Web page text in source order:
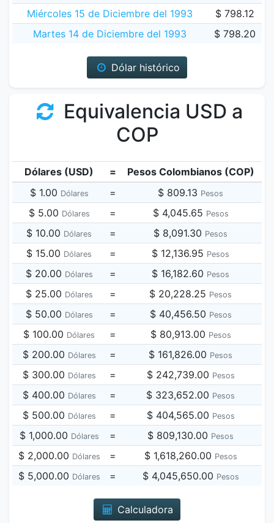
Miércoles 15 de Diciembre del 1993
$ 798.12
Martes 14 de Diciembre del 1993
$ 798.20
Dólar histórico
Equivalencia USD a
COP
Dólares (USD) =
Pesos Colombianos (COP)
$ 1.00 Dólares = $ 809.13 Pesos
$ 5.00 Dólares = $ 4,045.65 Pesos
$ 10.00 Dólares = $ 8,091.30 Pesos
$ 15.00 Dólares = $ 12,136.95 Pesos
$ 20.00 Dólares = $ 16,182.60 Pesos
$ 25.00 Dólares = $ 20,228.25 Pesos
$ 50.00 Dólares = $ 40,456.50 Pesos
$ 100.00 Dólares = $ 80,913.00 Pesos
$ 200.00 Dólares = $ 161,826.00 Pesos
$ 300.00 Dólares = $ 242,739.00 Pesos
$ 400.00 Dólares = $ 323,652.00 Pesos
$ 500.00 Dólares = $ 404,565.00 Pesos
$ 1,000.00 Dólares = $ 809,130.00 Pesos
$ 2,000.00 Dólares = $ 1,618,260.00 Pesos
$ 5,000.00 Dólares = $ 4,045,650.00 Pesos
Calculadora